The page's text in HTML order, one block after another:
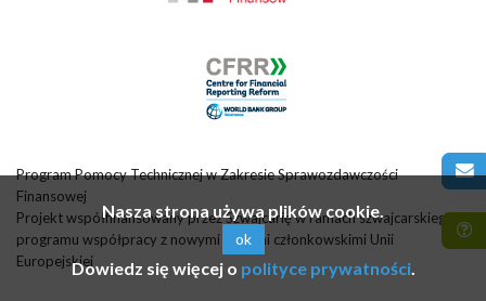
Program Pomocy Technicznej w Zakresie Sprawozdawczości
Finansowej
Projekt współfinansowany przez Szwajcarię w ramach szwajcarskiego
programu współpracy z nowymi krajami członkowskimi Unii
Europejskiej
Nasza strona używa plików cookie.
ok
Dowiedz się więcej o polityce prywatności.